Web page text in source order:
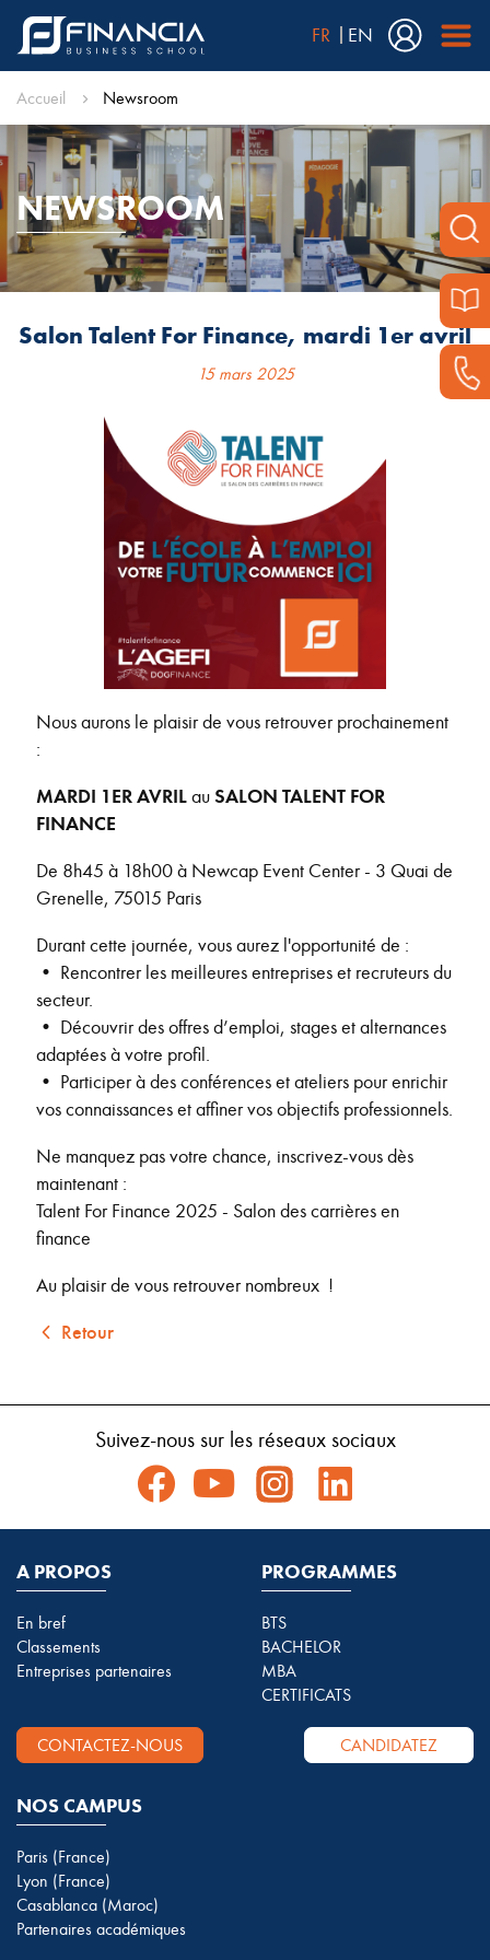
FR EN
Accueil Newsroom
NEWSROOM
Salon Talent For Finance, mardi 1er avril
15 mars 2025
Nous aurons le plaisir de vous retrouver prochainement
:
MARDI 1ER AVRILauSALON TALENT FOR
FINANCE
De 8h45 à 18h00 à Newcap Event Center - 3 Quai de
Grenelle, 75015 Paris
Durant cette journée, vous aurez l'opportunité de :
• Rencontrer les meilleures entreprises et recruteurs du
secteur.
• Découvrir des offres d’emploi, stages et alternances
adaptées à votre profil.
• Participer à des conférences et ateliers pour enrichir
vos connaissances et affiner vos objectifs professionnels.
Ne manquez pas votre chance, inscrivez-vous dès
maintenant :
Talent For Finance 2025 - Salon des carrières en
finance
Au plaisir de vous retrouver nombreux !
Retour
Suivez-nous sur les réseaux sociaux
A PROPOS
En bref
Classements
Entreprises partenaires
PROGRAMMES
BTS
BACHELOR
MBA
CERTIFICATS
CONTACTEZ-NOUS CANDIDATEZ
NOS CAMPUS
Paris (France)
Lyon (France)
Casablanca (Maroc)
Partenaires académiques